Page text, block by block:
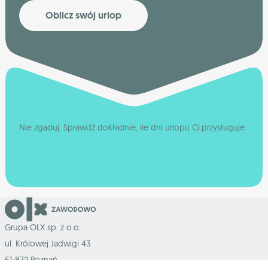
Oblicz swój urlop
Nie zgaduj. Sprawdź dokładnie, ile dni urlopu Ci przysługuje
Grupa OLX sp. z o.o.
ul. Królowej Jadwigi 43
61-872 Poznań